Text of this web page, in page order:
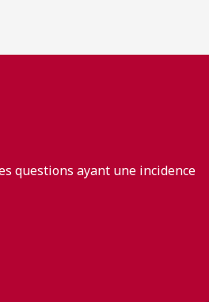
questions ayant une incidence